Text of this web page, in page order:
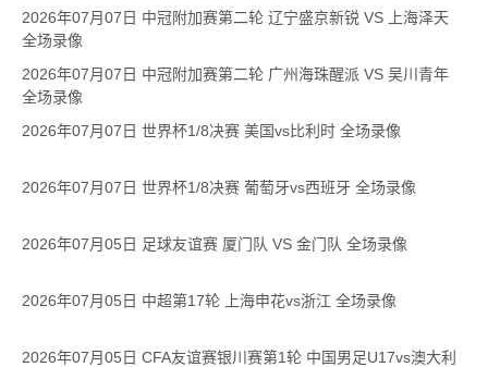
2026年07月07日 中冠附加赛第二轮 辽宁盛京新锐 VS 上海泽天
全场录像
2026年07月07日 中冠附加赛第二轮 广州海珠醒派 VS 吴川青年
全场录像
2026年07月07日 世界杯1/8决赛 美国vs比利时 全场录像
2026年07月07日 世界杯1/8决赛 葡萄牙vs西班牙 全场录像
2026年07月05日 足球友谊赛 厦门队 VS 金门队 全场录像
2026年07月05日 中超第17轮 上海申花vs浙江 全场录像
2026年07月05日 CFA友谊赛银川赛第1轮 中国男足U17vs澳大利